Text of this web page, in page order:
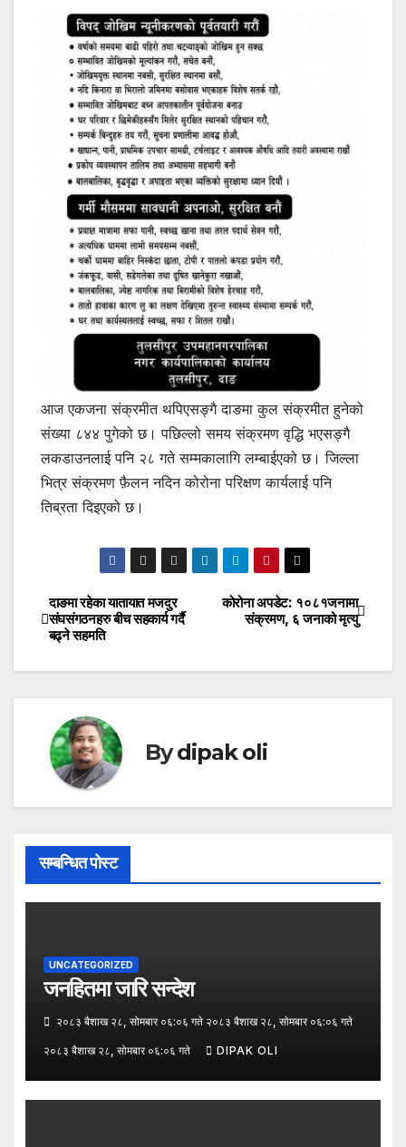
आज एकजना संक्रमीत थपिएसङ्गै दाङमा कुल संक्रमीत हुनेको
संख्या ८४४ पुगेको छ। पछिल्लो समय संक्रमण वृद्धि भएसङ्गै
लकडाउनलाई पनि २८ गते सम्मकालागि लम्बाईएको छ। जिल्ला
भित्र संक्रमण फ़ैलन नदिन कोरोना परिक्षण कार्यलाई पनि
तिब्रता दिइएको छ।
Post
navigation
कोरोना अपडेट: १०८१जनामा
संक्रमण, ६ जनाको मृत्यु
दाङमा रहेका यातायात मजदुर
संघसंगठनहरु बीच सहकार्य गर्दै
बढ्ने सहमति
Bydipak oli
सम्बन्धित पोस्ट
UNCATEGORIZED
जनहितमा जारि सन्देश
२०८३ बैशाख २८, सोमबार ०६:०६ गते २०८३ बैशाख २८, सोमबार ०६:०६ गते
२०८३ बैशाख २८, सोमबार ०६:०६ गते DIPAK OLI